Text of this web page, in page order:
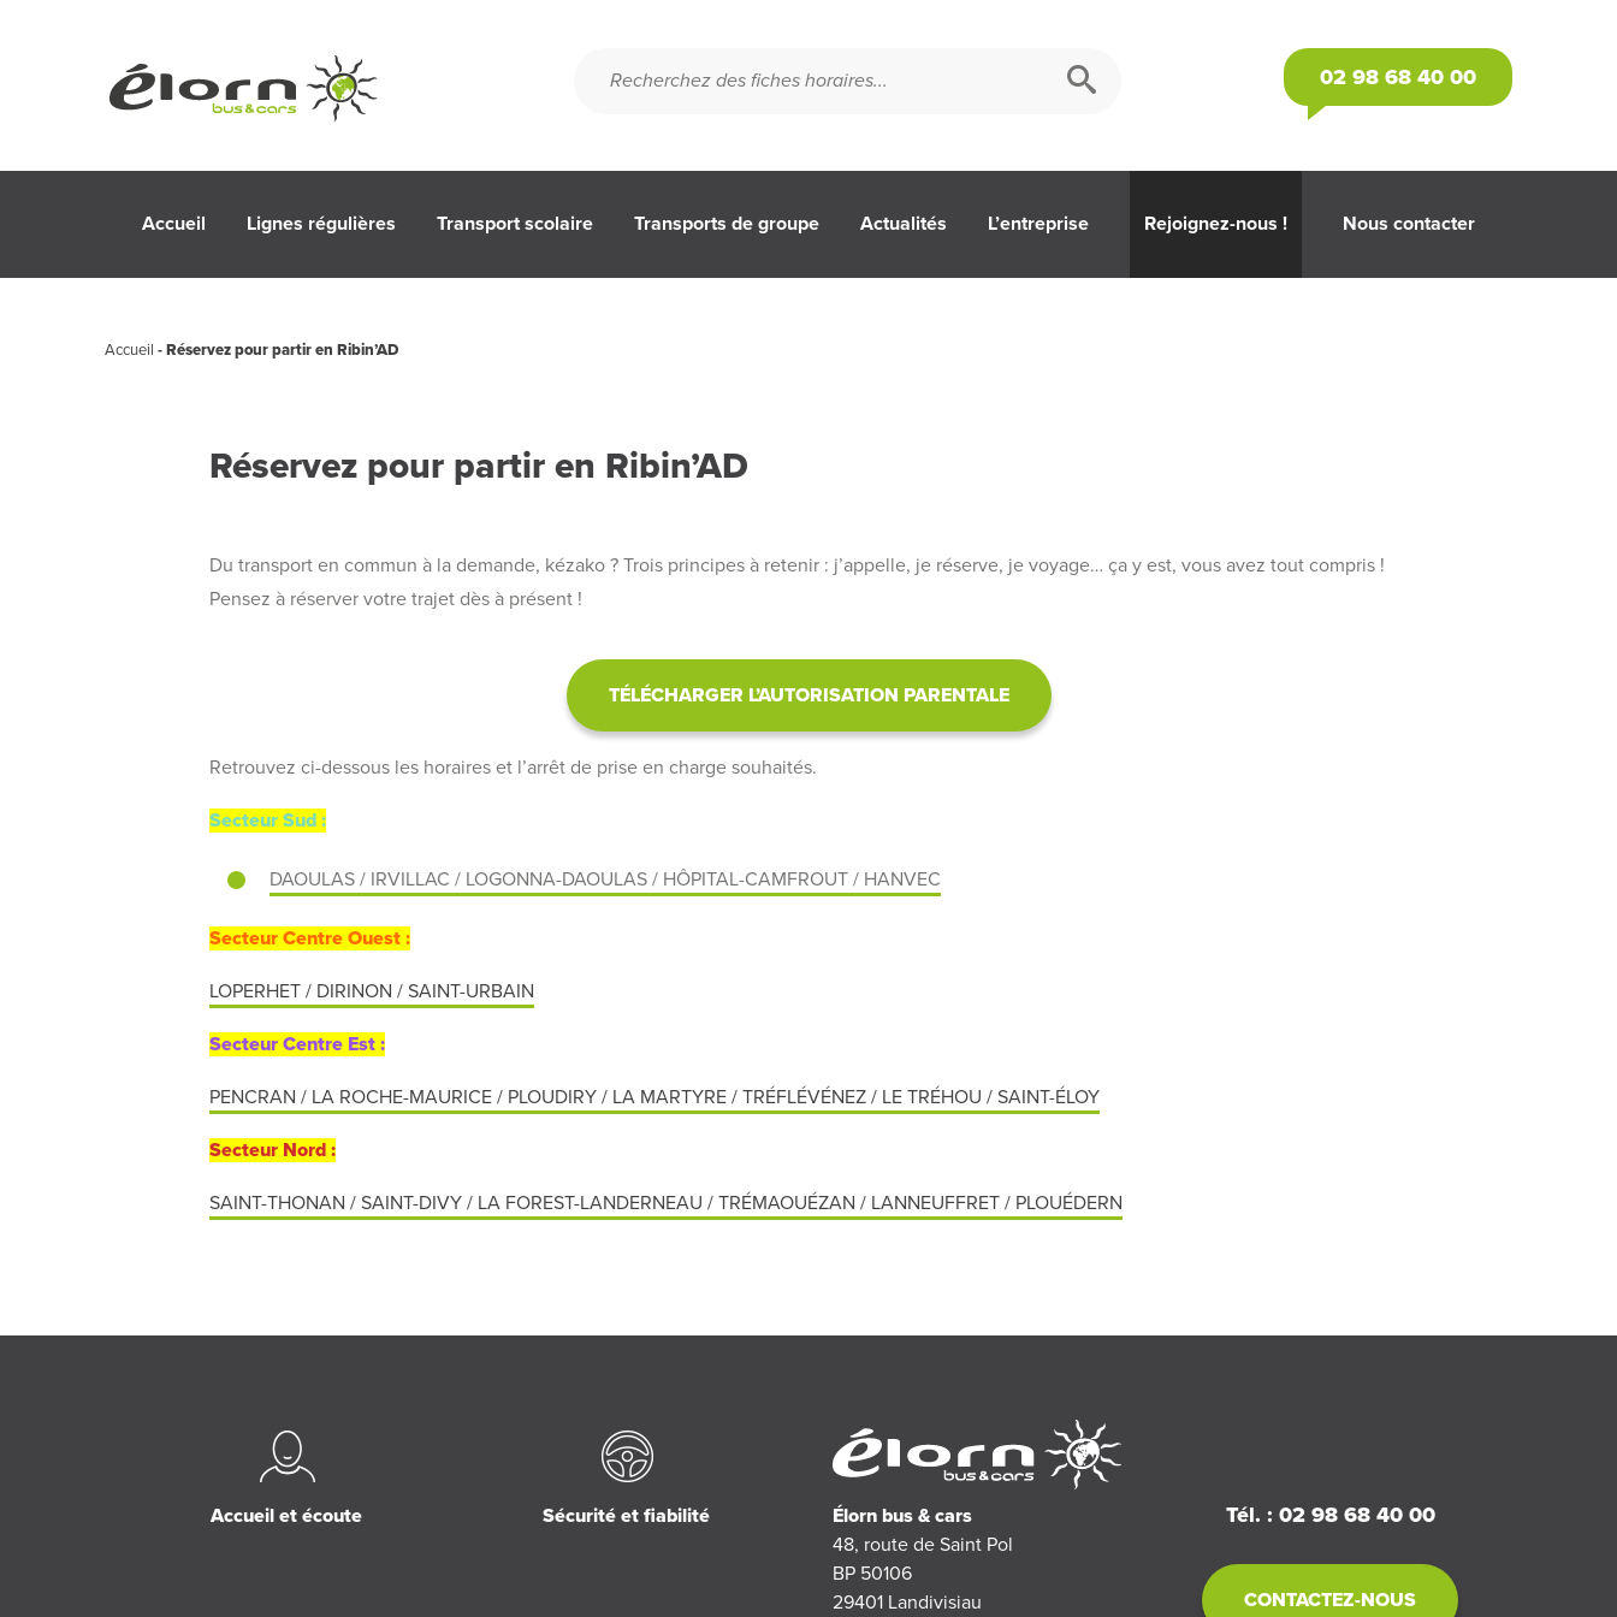
02 98 68 40 00
Accueil Lignes régulières Transport scolaire Transports de groupe Actualités L’entreprise Rejoignez-nous ! Nous contacter
Accueil -Réservez pour partir en Ribin’AD
Réservez pour partir en Ribin’AD
Du transport en commun à la demande, kézako ? Trois principes à retenir : j’appelle, je réserve, je voyage… ça y est, vous avez tout compris !
Pensez à réserver votre trajet dès à présent !
TÉLÉCHARGER L’AUTORISATION PARENTALE
Retrouvez ci-dessous les horaires et l’arrêt de prise en charge souhaités.
Secteur Sud :
DAOULAS / IRVILLAC / LOGONNA-DAOULAS / HÔPITAL-CAMFROUT / HANVEC
Secteur Centre Ouest :
LOPERHET / DIRINON / SAINT-URBAIN
Secteur Centre Est :
PENCRAN / LA ROCHE-MAURICE / PLOUDIRY / LA MARTYRE / TRÉFLÉVÉNEZ / LE TRÉHOU / SAINT-ÉLOY
Secteur Nord :
SAINT-THONAN / SAINT-DIVY / LA FOREST-LANDERNEAU / TRÉMAOUÉZAN / LANNEUFFRET / PLOUÉDERN
Accueil et écoute Sécurité et fiabilité
Élorn bus & cars
48, route de Saint Pol
BP 50106
29401 Landivisiau
Tél. : 02 98 68 40 00
CONTACTEZ-NOUS